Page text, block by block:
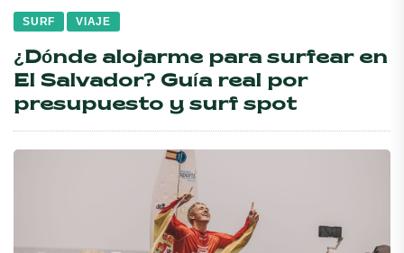
SURF VIAJE
¿Dónde alojarme para surfear en
El Salvador? Guía real por
presupuesto y surf spot